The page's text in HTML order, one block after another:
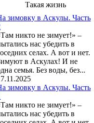
Такая жизнь
зимовку в Аскулы. Часть
никто не зимует!» –
нас убедить в
селах. А вот и нет.
в Аскулах! И не
семья. Без воды, без...
зимовку в Аскулы. Часть
никто не зимует!» –
нас убедить в